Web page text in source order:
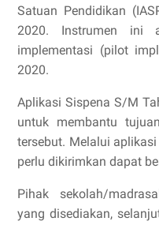
Satuan Pendidikan
2020. Instrumen ini
implementasi (pilot
2020.
Aplikasi Sispena S/M
untuk membantu
tersebut. Melalui
perlu dikirimkan dapat
Pihak sekolah/
yang disediakan,